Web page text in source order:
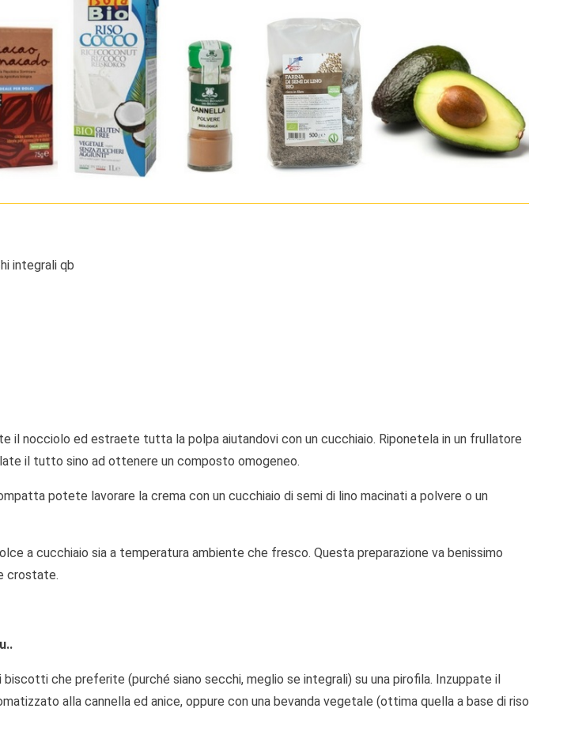
integrali qb
il nocciolo ed estraete tutta la polpa aiutandovi con un cucchiaio. Riponetela in un frullatore
il tutto sino ad ottenere un composto omogeneo.
potete lavorare la crema con un cucchiaio di semi di lino macinati a polvere o un
a cucchiaio sia a temperatura ambiente che fresco. Questa preparazione va benissimo
crostate.
che preferite (purché siano secchi, meglio se integrali) su una pirofila. Inzuppate il
alla cannella ed anice, oppure con una bevanda vegetale (ottima quella a base di riso